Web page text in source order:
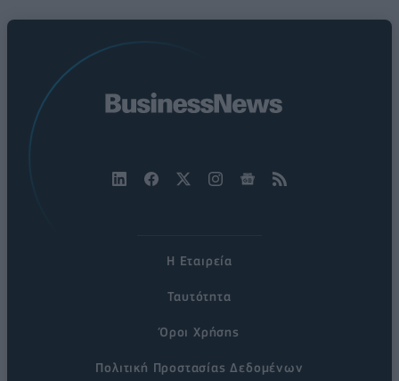
Η Εταιρεία
Ταυτότητα
Όροι Χρήσης
Πολιτική Προστασίας Δεδομένων